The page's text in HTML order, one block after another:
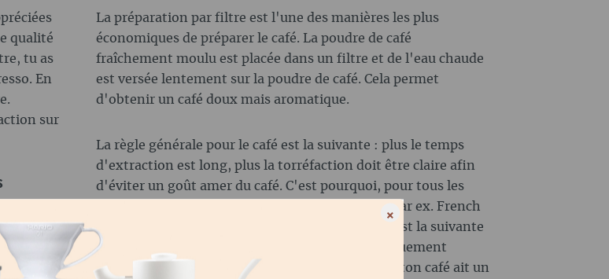
×
qualité
tu as
En
sur
le café
La préparation par filtre est l'une des manières les plus
économiques de préparer le café. La poudre de café
fraîchement moulu est placée dans un filtre et de l'eau chaude
est versée lentement sur la poudre de café. Cela permet
d'obtenir un café doux mais aromatique.
La règle générale pour le café est la suivante : plus le temps
d'extraction est long, plus la torréfaction doit être claire afin
d'éviter un goût amer du café. C'est pourquoi, pour tous les
types de café filtre, qu'il s'agisse d'immersion (par ex. French
Press) ou de percolation (par ex. V60), la devise est la suivante
: utiliser des torréfactions plutôt claires, spécifiquement
marquées pour le café filtre. Sauf si tu aimes que ton café ait un